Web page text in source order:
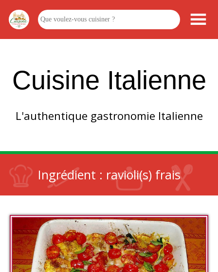
Cuisine Italienne
L'authentique gastronomie Italienne
Ingrédient : ravioli(s) frais